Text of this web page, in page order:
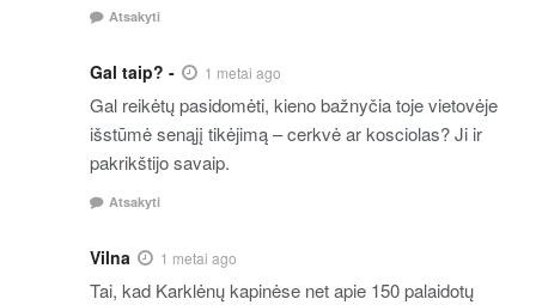
Atsakyti
Gal taip? - 1 metai ago
Gal reikėtų pasidomėti, kieno bažnyčia toje vietovėje
išstūmė senąjį tikėjimą – cerkvė ar kosciolas? Ji ir
pakrikštijo savaip.
Atsakyti
Vilna 1 metai ago
Tai, kad Karklėnų kapinėse net apie 150 palaidotų